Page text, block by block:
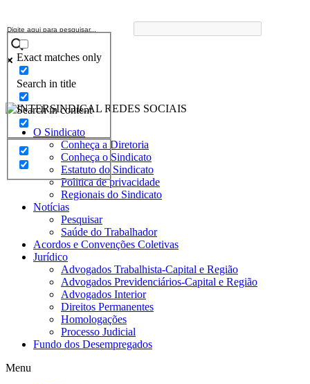
Exact matches only
Search in title
Search in content
O Sindicato
Conheça a Diretoria
Conheça o Sindicato
Estatuto do Sindicato
Politica de privacidade
Regionais do Sindicato
Notícias
Pesquisar
Saúde do Trabalhador
Acordos e Convenções Coletivas
Jurídico
Advogados Trabalhista-Capital e Região
Advogados Previdenciários-Capital e Região
Advogados Interior
Direitos Permanentes
Homologações
Processo Judicial
Fundo dos Desempregados
Menu